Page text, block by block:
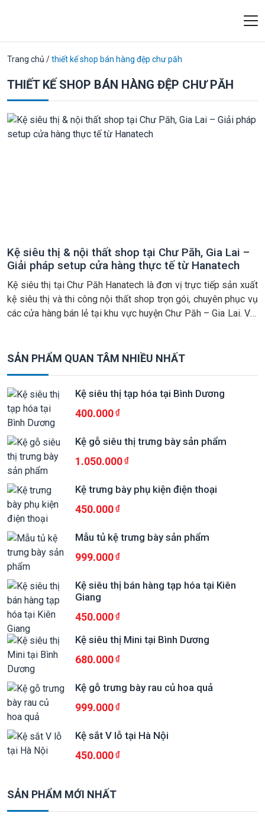
Trang chủ /thiết kế shop bán hàng đệp chư păh
THIẾT KẾ SHOP BÁN HÀNG ĐỆP CHƯ PĂH
Kệ siêu thị & nội thất shop tại Chư Păh, Gia Lai –
Giải pháp setup cửa hàng thực tế từ Hanatech
Kệ siêu thị tại Chư Păh Hanatech là đơn vị trực tiếp sản xuất
kệ siêu thị và thi công nội thất shop trọn gói, chuyên phục vụ
các cửa hàng bán lẻ tại khu vực huyện Chư Păh – Gia Lai. Với
SẢN PHẨM QUAN TÂM NHIỀU NHẤT
Kệ siêu thị tạp hóa tại Bình Dương
400.000
Kệ gỗ siêu thị trưng bày sản phẩm
1.050.000
Kệ trưng bày phụ kiện điện thoại
450.000
Mẫu tủ kệ trưng bày sản phẩm
999.000
Kệ siêu thị bán hàng tạp hóa tại Kiên
Giang
450.000
Kệ siêu thị Mini tại Bình Dương
680.000
Kệ gỗ trưng bày rau củ hoa quả
999.000
Kệ sắt V lỗ tại Hà Nội
450.000
SẢN PHẨM MỚI NHẤT